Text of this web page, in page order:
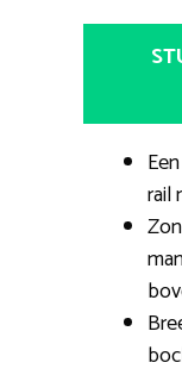
rail